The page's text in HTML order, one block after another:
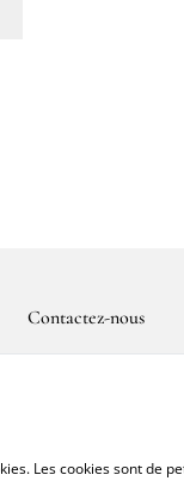
Contactez-nous
Les cookies sont de